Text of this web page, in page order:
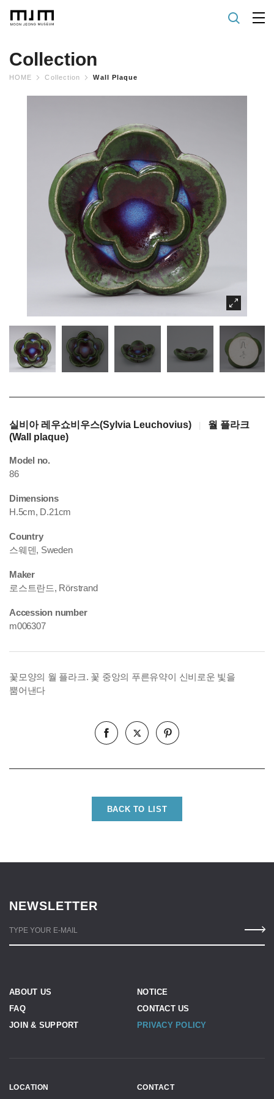
Collection
HOME Collection Wall Plaque
실비아 레우쇼비우스(Sylvia Leuchovius)
월 플라크
(Wall plaque)
Model no.
86
Dimensions
H.5cm, D.21cm
Country
스웨덴, Sweden
Maker
로스트란드, Rörstrand
Accession number
m006307
꽃모양의 월 플라크. 꽃 중앙의 푸른유약이 신비로운 빛을
뿜어낸다
BACK TO LIST
NEWSLETTER
TYPE YOUR E-MAIL
ABOUT US
NOTICE
FAQ
CONTACT US
JOIN & SUPPORT
PRIVACY POLICY
LOCATION CONTACT